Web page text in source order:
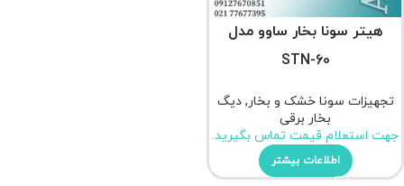
هیتر سونا بخار ساوو مدل
STN-60
تجهیزات سونا خشک و بخار,دیگ
بخار برقی
جهت استعلام قیمت تماس بگیرید.
اطلاعات بیشتر